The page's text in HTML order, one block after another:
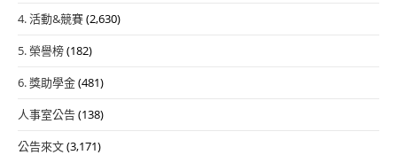
4. 活動&競賽(2,630)
5. 榮譽榜(182)
6. 獎助學金(481)
人事室公告(138)
公告來文(3,171)